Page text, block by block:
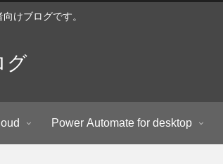
けブログです。
グ
Power Automate for desktop